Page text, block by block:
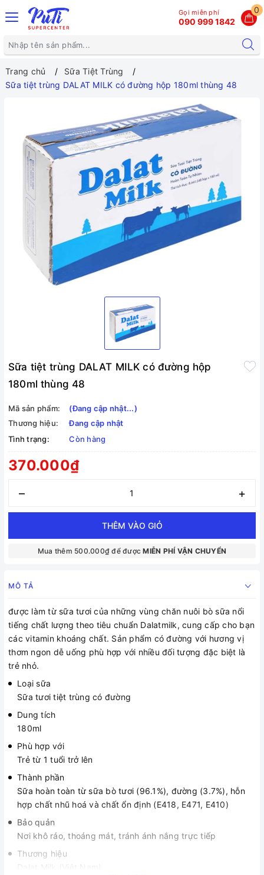
0
Gọi miễn phí
090 999 1842
Trang chủ
Sữa Tiệt Trùng
Sữa tiệt trùng DALAT MILK có đường hộp 180ml thùng 48
Sữa tiệt trùng DALAT MILK có đường hộp
180ml thùng 48
Mã sản phẩm:
(Đang cập nhật...)
Thương hiệu:
Đang cập nhật
Tình trạng:
Còn hàng
370.000₫
– +
THÊM VÀO GIỎ
Mua thêm 500.000₫ để đượcMIỄN PHÍ VẬN CHUYỂN
MÔ TẢ
được làm từ sữa tươi của những vùng chăn nuôi bò sữa nổi
tiếng chất lượng theo tiêu chuẩn Dalatmilk, cung cấp cho bạn
các vitamin khoáng chất. Sản phẩm có đường với hương vị
thơm ngon dễ uống phù hợp với nhiều đối tượng đặc biệt là
trẻ nhỏ.
Loại sữa
Sữa tươi tiệt trùng có đường
Dung tích
180ml
Phù hợp với
Trẻ từ 1 tuổi trở lên
Thành phần
Sữa hoàn toàn từ sữa bò tươi (96.1%), đường (3.7%), hỗn
hợp chất nhũ hoá và chất ổn định (E418, E471, E410)
Bảo quản
Nơi khô ráo, thoáng mát, tránh ánh nắng trực tiếp
Thương hiệu